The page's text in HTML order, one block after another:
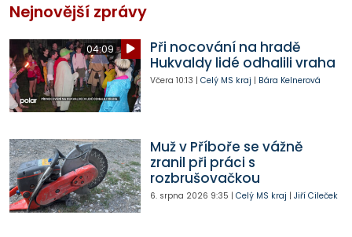
Nejnovější zprávy
04:09
Při nocování na hradě
Hukvaldy lidé odhalili vraha
Včera 10:13 | Celý MS kraj | Bára Kelnerová
Muž v Příboře se vážně
zranil při práci s
rozbrušovačkou
6. srpna 2026 9:35 | Celý MS kraj | Jiří Cileček